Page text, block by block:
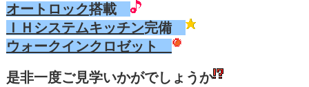
オートロック搭載
ＩＨシステムキッチン完備
ウォークインクロゼット
是非一度ご見学いかがでしょうか